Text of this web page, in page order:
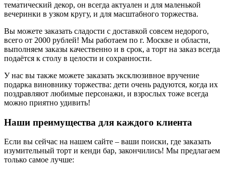
тематический декор, он всегда актуален и для маленькой
вечеринки в узком кругу, и для масштабного торжества.
Вы можете заказать сладости с доставкой совсем недорого,
всего от 2000 рублей! Мы работаем по г. Москве и области,
выполняем заказы качественно и в срок, а торт на заказ всегда
подаётся к столу в целости и сохранности.
У нас вы также можете заказать эксклюзивное вручение
подарка виновнику торжества: дети очень радуются, когда их
поздравляют любимые персонажи, и взрослых тоже всегда
можно приятно удивить!
Наши преимущества для каждого клиента
Если вы сейчас на нашем сайте – ваши поиски, где заказать
изумительный торт и кенди бар, закончились! Мы предлагаем
только самое лучше: